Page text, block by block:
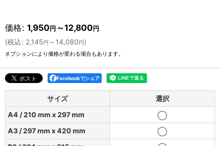
価格: 1,950円 ～12,800円
(税込: 2,145円 ～14,080円)
オプションにより価格が変わる場合もあります。
Facebookでシェア
サイズ
選択
A4 / 210 mm x 297 mm
A3 / 297 mm x 420 mm